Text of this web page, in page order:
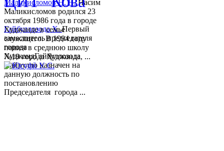
Гайбуллозода Х.Первый
заместитель председателя
города
ХуджандГайбуллозода
Хайрулло назначен на
данную должность по
постановлению
Председателя города ...
Маликисломов Н. Н.Насим
Маликисломов родился 23
октября 1986 года в городе
Худжанде в семье
служащего. В 1994 году
пошел в среднюю школу
№18 города Худжанда, ...